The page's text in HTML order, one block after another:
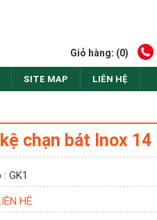
Giỏ hàng: (0)
SITE MAP LIÊN HỆ
chạn bát Inox 14
GK1
HỆ